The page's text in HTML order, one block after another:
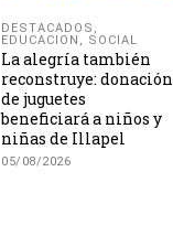
DESTACADOS ,
EDUCACION , SOCIAL
La alegría también
reconstruye: donación
de juguetes
beneficiará a niños y
niñas de Illapel
05/08/2026